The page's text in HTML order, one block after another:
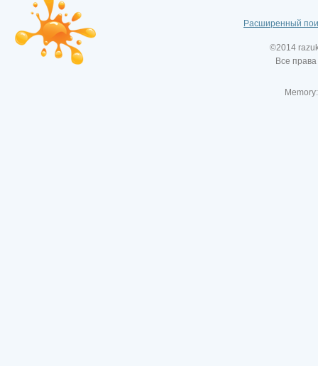
Расширенный
©2014
Все